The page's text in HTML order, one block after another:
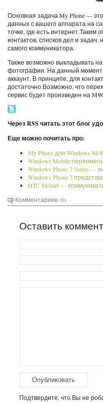
Основная задача My Phone —
данных с вашего аппарата на
точке, где есть
контактов, списков дел и
самого коммуникатора.
Также возможно выкладывать
фотографии. На данный момент
аккаунт. В принципе, для
достаточно.Возможно, что
сервис будет произведен на
Через RSS читать этот блог
Еще можно почитать про:
My Phone для Windows
Windows Mobile
Windows Phone 7 Series —
Windows Phone 7
HTC Mozart —
Комментариев (0)
Оставить
Подтвердите, что Вы не